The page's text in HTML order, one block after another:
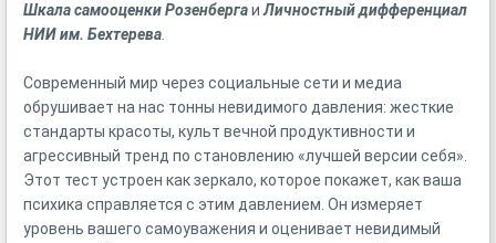
Шкала самооценки РозенбергаиЛичностный дифференциал
НИИ им. Бехтерева
Современный мир через социальные сети и медиа
обрушивает на нас тонны невидимого давления: жесткие
стандарты красоты, культ вечной продуктивности и
агрессивный тренд по становлению «лучшей версии себя».
Этот тест устроен как зеркало, которое покажет, как ваша
психика справляется с этим давлением. Он измеряет
уровень вашего самоуважения и оценивает невидимый